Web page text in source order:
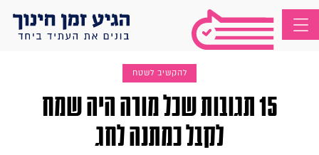
להקשיב לשטח
15 תגובות שכל מורה היה שמח
לקבל כמתנה לחג